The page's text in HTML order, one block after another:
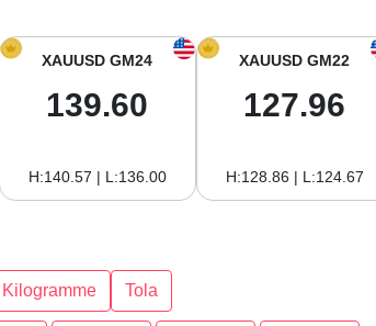
XAUUSD GM24
139.60
H:140.57 | L:136.00
XAUUSD GM22
127.96
H:128.86 | L:124.67
Kilogramme Tola